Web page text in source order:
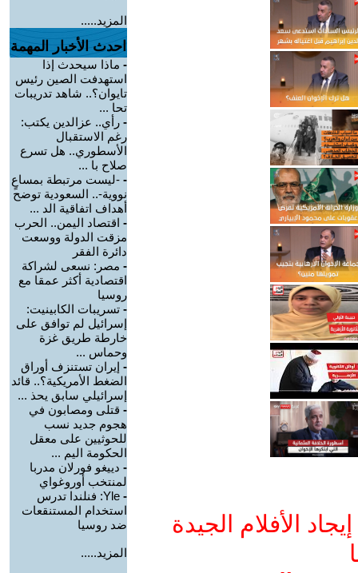
الأفلام الجيدة
المزيد.....
احدث الأخبار المهمة
- ماذا سيحدث إذا
استهدفت الصين رئيس
تايوان؟.. شاهد تدريبات
تحا ...
- رأي.. عزالدين يكتب:
رغم الاستقبال
الأسطوري.. هل تسرع
صلاح با ...
- -ليست مرتبطة بمساعٍ
نووية-.. السعودية توضح
أهداف اتفاقية الد ...
- اقتصاد اليمن.. الحرب
مزقت الدولة ووسعت
دائرة الفقر
- مصر: نسعى لشراكة
اقتصادية أكثر عمقا مع
روسيا
- تسريبات الكابينيت:
إسرائيل لم توافق على
خارطة طريق غزة
وحماس ...
- إيران تستنزف أوراق
الضغط الأمريكية؟.. قائد
إسرائيلي سابق يحذ ...
- قتلى ومصابون في
هجوم جديد نسب
للحوثيين على معقل
الحكومة اليم ...
- دييغو فورلان مدربا
لمنتخب أوروغواي
-
Yle: فنلندا تدرس
استخدام المستنقعات
ضد روسيا
المزيد.....